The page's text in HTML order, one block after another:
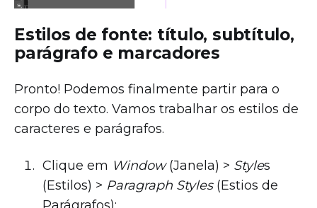
Estilos de fonte: título, subtítulo,
parágrafo e marcadores
Pronto! Podemos finalmente partir para o
corpo do texto. Vamos trabalhar os estilos de
caracteres e parágrafos.
Clique em Window(Janela) > Styles
(Estilos) > Paragraph Styles(Estios de